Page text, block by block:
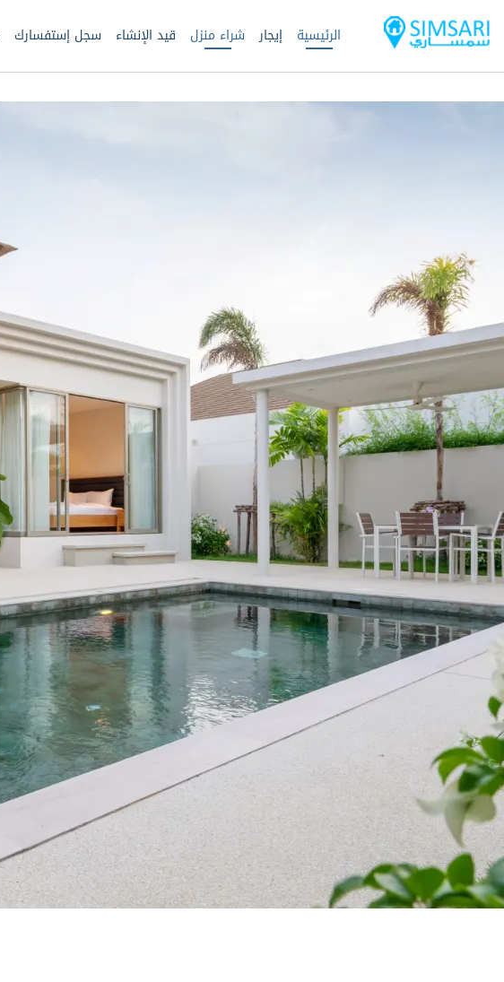
الرئيسية إيجار شراء منزل قيد الإنشاء سجل إستفسارك